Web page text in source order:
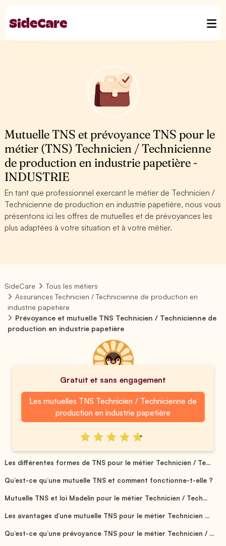
Mutuelle TNS et prévoyance TNS pour le
métier (TNS) Technicien / Technicienne
de production en industrie papetière -
INDUSTRIE
En tant que professionnel exercant le métier de Technicien /
Technicienne de production en industrie papetière, nous vous
présentons ici les offres de mutuelles et de prévoyances les
plus adaptées à votre situation et à votre métier.
SideCare
Tous les métiers
Assurances Technicien / Technicienne de production en
industrie papetière
Prévoyance et mutuelle TNS Technicien / Technicienne de
production en industrie papetière
Gratuit et sans engagement
Les mutuelles TNS Technicien / Technicienne de
production en industrie papetière
Les différentes formes de TNS pour le métier Technicien / Te...
Qu’est-ce qu’une mutuelle TNS et comment fonctionne-t-elle ?
Mutuelle TNS et loi Madelin pour le métier Technicien / Tech...
Les avantages d’une mutuelle TNS pour le métier Technicien ...
Qu’est-ce qu’une prévoyance TNS pour le métier Technicien / ...